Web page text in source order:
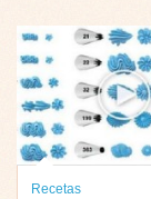
Recetas